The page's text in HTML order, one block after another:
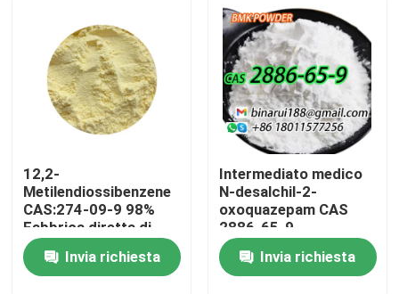
12,2-
Metilendiossibenzene
CAS:274-09-9 98%
Fabbrica diretta di
alta qualità
Imballaggio a posto su
richiesta
Invia richiesta
Intermediato medico
N-desalchil-2-
oxoquazepam CAS
2886-65-9
Un solido pulito in
forma solida
Invia richiesta